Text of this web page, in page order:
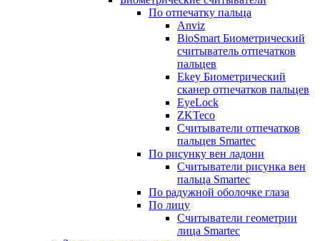
По отпечатку пальца
Anviz
BioSmart Биометрический
считыватель отпечатков
пальцев
Ekey Биометрический
сканер отпечатков пальцев
EyeLock
ZKTeco
Считыватели отпечатков
пальцев Smartec
По рисунку вен ладони
Считыватели рисунка вен
пальца Smartec
По радужной оболочке глаза
По лицу
Считыватели геометрии
лица Smartec